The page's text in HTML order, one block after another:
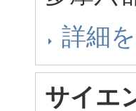
詳細
サイエ